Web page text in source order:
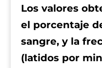
Los valores
el porcentaje
sangre, y la
(latidos por